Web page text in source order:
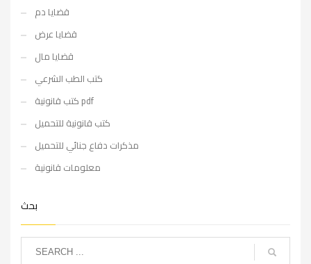
قضايا دم
قضايا عرض
قضايا مال
كتب الطب الشرعي
كتب قانونية pdf
كتب قانونية للتحميل
مذكرات دفاع جنائي للتحميل
معلومات قانونية
بحث